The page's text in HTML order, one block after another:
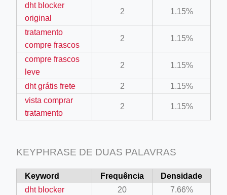
feed-calculator
work?lat=37.49813&lng=127.0284&zoom=16
shredder-plant-equipment/scrap-shredder-fabrication
dht blocker
original
2 1.15%
tratamento
compre frascos
2 1.15%
compre frascos
leve
2 1.15%
dht grátis frete 2
1.15%
vista comprar
tratamento
2 1.15%
KEYPHRASE DE DUAS PALAVRAS
Keyword Frequência
Densidade
dht blocker
20
7.66%